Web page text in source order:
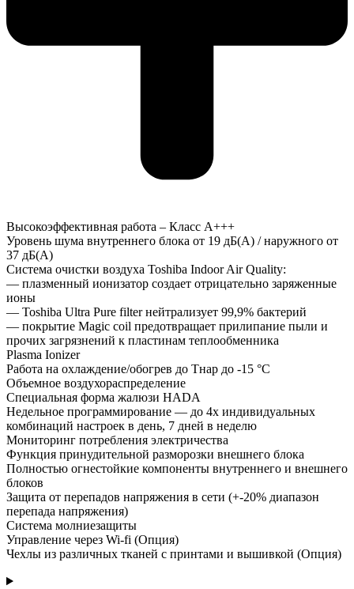
Высокоэффективная работа – Класс А+++
Уровень шума внутреннего блока от 19 дБ(А) / наружного от
37 дБ(А)
Cистема очистки воздуха Toshiba Indoor Air Quality:
— плазменный ионизатор создает отрицательно заряженные
ионы
— Toshiba Ultra Pure filter нейтрализует 99,9% бактерий
— покрытие Magic coil предотвращает прилипание пыли и
прочих загрязнений к пластинам теплообменника
Plasma Ionizer
Работа на охлаждение/обогрев до Тнар до -15 °С
Объемное воздухораспределение
Cпециальная форма жалюзи HADA
Недельное программирование — до 4х индивидуальных
комбинаций настроек в день, 7 дней в неделю
Мониторинг потребления электричества
Функция принудительной разморозки внешнего блока
Полностью огнестойкие компоненты внутреннего и внешнего
блоков
Защита от перепадов напряжения в сети (+-20% диапазон
перепада напряжения)
Система молниезащиты
Управление через Wi-fi (Опция)
Чехлы из различных тканей с принтами и вышивкой (Опция)